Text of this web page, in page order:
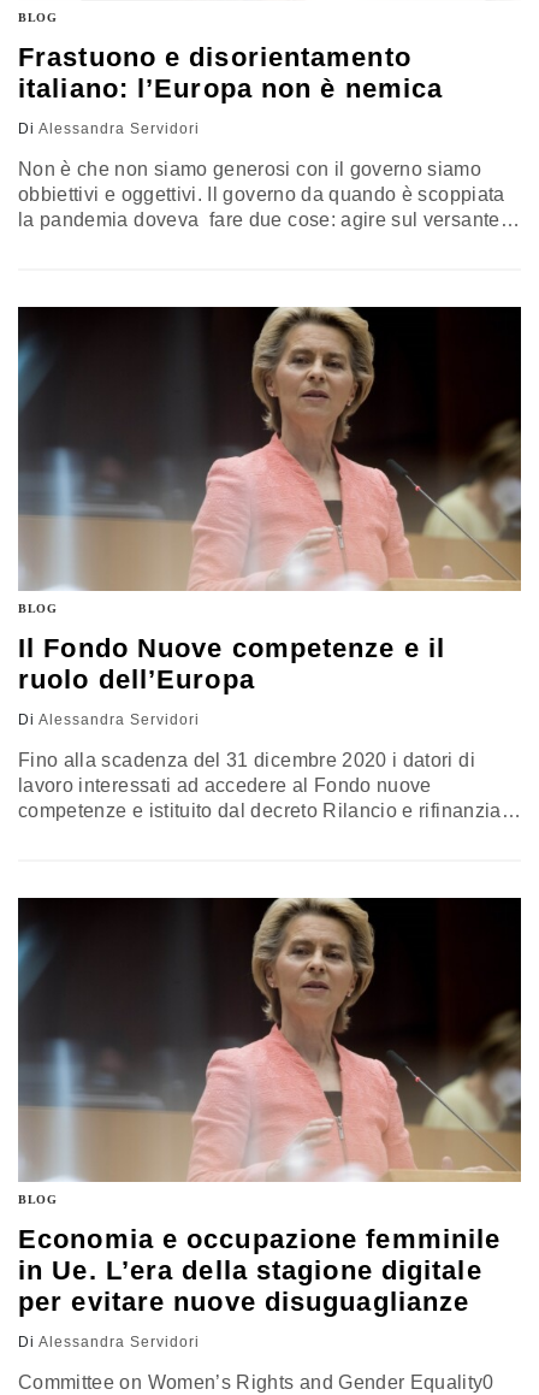
BLOG
Frastuono e disorientamento
italiano: l’Europa non è nemica
Di Alessandra Servidori
Non è che non siamo generosi con il governo siamo
obbiettivi e oggettivi. Il governo da quando è scoppiata
la pandemia doveva fare due cose: agire sul versante
terapie intensive e della medicina d’urgenza, della…
BLOG
Il Fondo Nuove competenze e il
ruolo dell’Europa
Di Alessandra Servidori
Fino alla scadenza del 31 dicembre 2020 i datori di
lavoro interessati ad accedere al Fondo nuove
competenze e istituito dal decreto Rilancio e rifinanziato
coinvolgerli in percorsi di formazione. Inoltre il fondo
potrà…
BLOG
Economia e occupazione femminile
in Ue. L’era della stagione digitale
per evitare nuove disuguaglianze
Di Alessandra Servidori
Committee on Women’s Rights and Gender Equality0